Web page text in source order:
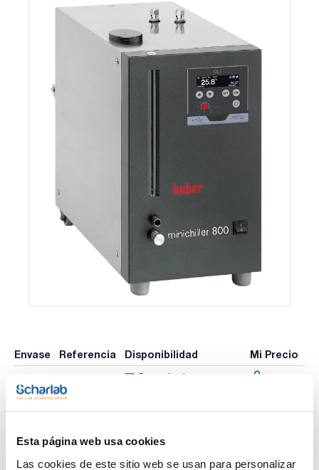
Esta página web usa cookies
Las cookies de este sitio web se usan para personalizar
Envase Referencia Disponibilidad Mi Precio
x u. 3079000198
Consulte la
producto